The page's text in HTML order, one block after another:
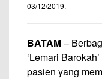
03/12/2019.
BATAM–
‘Lemari
pasien yang